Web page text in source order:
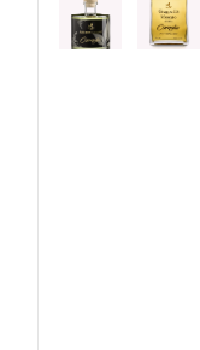
1 Genepy